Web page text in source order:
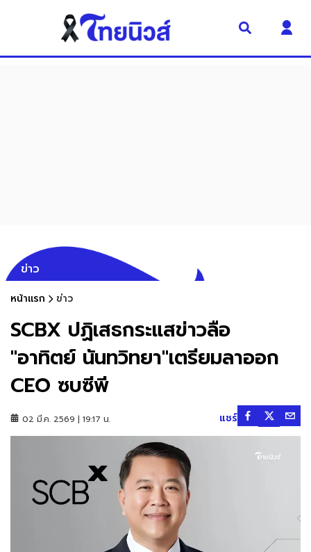
ข่าว
หน้าแรก ข่าว
SCBX ปฏิเสธกระแสข่าวลือ
"อาทิตย์ นันทวิทยา"เตรียมลาออก
CEO ซบซีพี
02 มี.ค. 2569 | 19:17 น. แชร์